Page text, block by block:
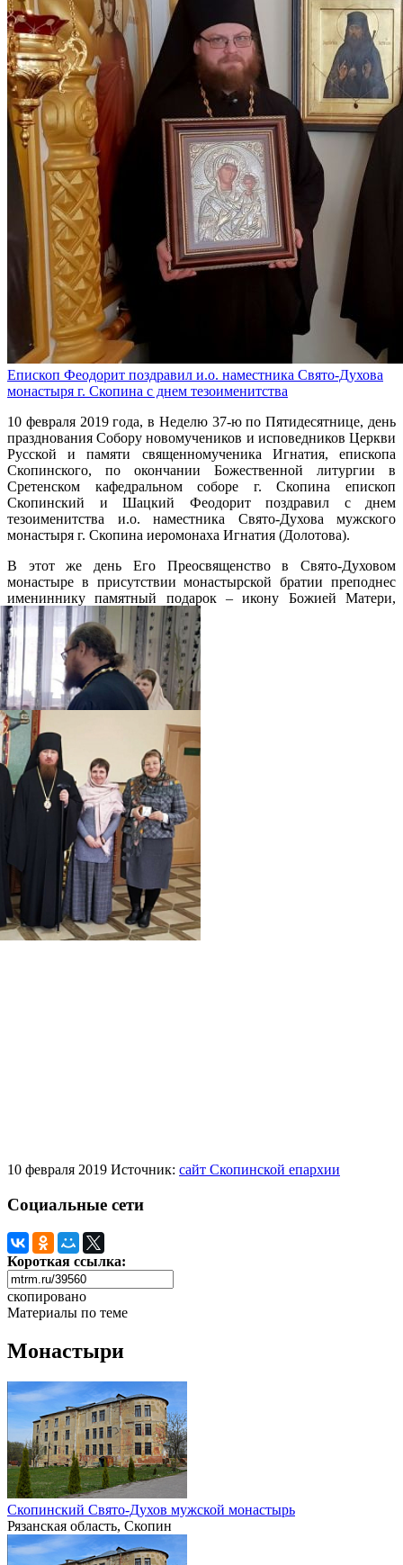
Епископ Феодорит поздравил и.о. наместника Свято-Духова
монастыря г. Скопина с днем тезоименитства
10 февраля 2019 года, в Неделю 37-ю по Пятидесятнице, день
празднования Собору новомучеников и исповедников Церкви
Русской и памяти священномученика Игнатия, епископа
Скопинского, по окончании Божественной литургии в
Сретенском кафедральном соборе г. Скопина епископ
Скопинский и Шацкий Феодорит поздравил с днем
тезоименитства и.о. наместника Свято-Духова мужского
монастыря г. Скопина иеромонаха Игнатия (Долотова).
В этот же день Его Преосвященство в Свято-Духовом
монастыре в присутствии монастырской братии преподнес
имениннику памятный подарок – икону Божией Матери,
именуемую «Одигитрия».
Распечатать
Фото
10 февраля 2019 Источник: сайт Скопинской епархии
Социальные сети
Короткая ссылка:
скопировано
Материалы по теме
Монастыри
Скопинский Свято-Духов мужской монастырь
Рязанская область, Скопин